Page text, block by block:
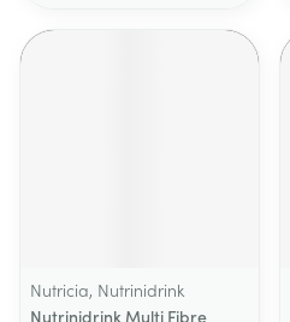
Nutricia, Nutrinidrink
Nutrinidrink Multi Fibre